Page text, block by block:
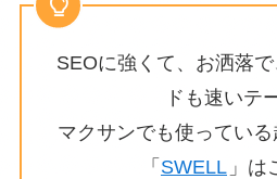
SEOに強くて、お洒落
ドも速いテ
マクサンでも使ってい
「 SWELL 」は